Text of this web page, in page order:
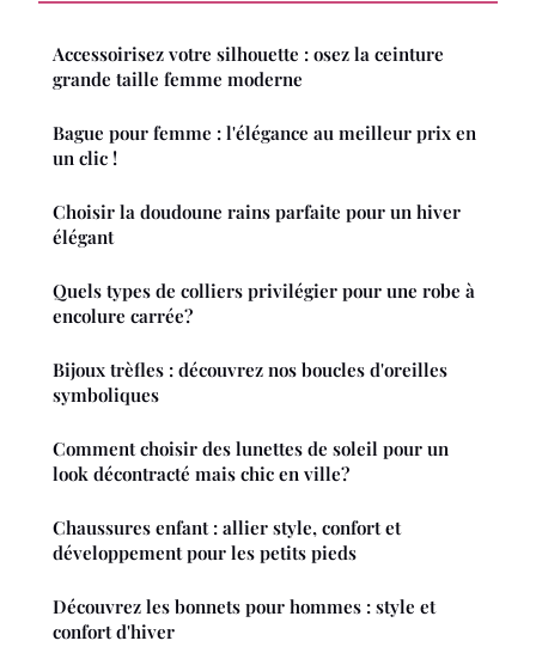
Accessoirisez votre silhouette : osez la ceinture
grande taille femme moderne
Bague pour femme : l'élégance au meilleur prix en
un clic !
Choisir la doudoune rains parfaite pour un hiver
élégant
Quels types de colliers privilégier pour une robe à
encolure carrée?
Bijoux trèfles : découvrez nos boucles d'oreilles
symboliques
Comment choisir des lunettes de soleil pour un
look décontracté mais chic en ville?
Chaussures enfant : allier style, confort et
développement pour les petits pieds
Découvrez les bonnets pour hommes : style et
confort d'hiver